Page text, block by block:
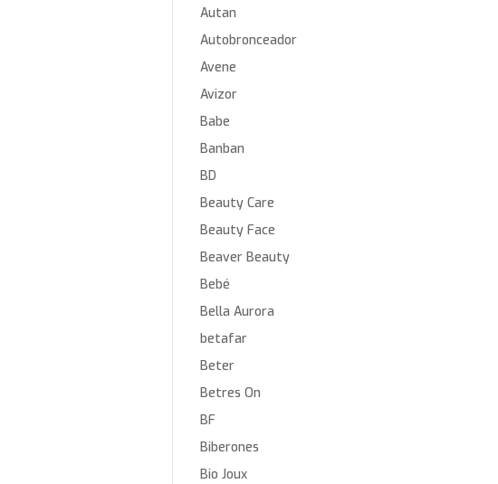
Autan
Autobronceador
Avene
Avizor
Babe
Banban
BD
Beauty Care
Beauty Face
Beaver Beauty
Bebé
Bella Aurora
betafar
Beter
Betres On
BF
Biberones
Bio Joux